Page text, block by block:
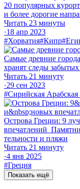
20 популярных
и более дорогие
Читать 23 минуты
·18 апр 2023
#Хорватия#Кипр
Самые древние
хранят следы
Читать 21 минуту
·29 сен 2023
#Сирийская Арабская
Острова Греции: 9
впечатлений
тель­но­сти и пляжи
Читать 21 минуту
·4 янв 2025
#Греция
Показать ещё